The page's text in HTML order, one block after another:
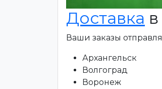
Доставка
Ваши заказы
Архангельск
Волгоград
Воронеж